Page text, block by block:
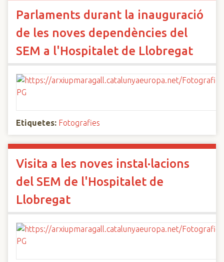
Parlaments durant la inauguració
de les noves dependències del
SEM a l'Hospitalet de Llobregat
Etiquetes: Fotografies
Visita a les noves instal·lacions
del SEM de l'Hospitalet de
Llobregat